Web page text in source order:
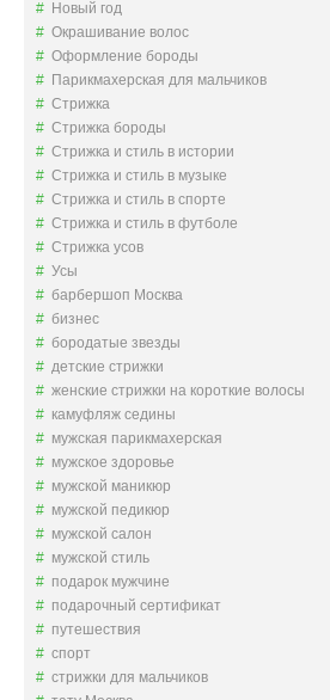
Новый год
Окрашивание волос
Оформление бороды
Парикмахерская для мальчиков
Стрижка
Стрижка бороды
Стрижка и стиль в истории
Стрижка и стиль в музыке
Стрижка и стиль в спорте
Стрижка и стиль в футболе
Стрижка усов
Усы
барбершоп Москва
бизнес
бородатые звезды
детские стрижки
женские стрижки на короткие волосы
камуфляж седины
мужская парикмахерская
мужское здоровье
мужской маникюр
мужской педикюр
мужской салон
мужской стиль
подарок мужчине
подарочный сертификат
путешествия
спорт
стрижки для мальчиков